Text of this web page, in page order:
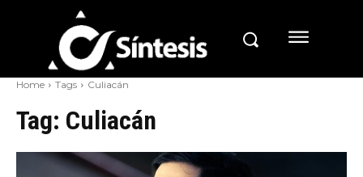
Home Tags Culiacán
Tag: Culiacán